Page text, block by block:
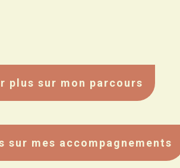
plus sur mon parcours
sur mes accompagnements